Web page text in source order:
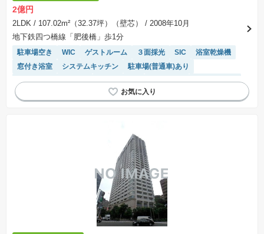
※課税対象物件は消費税込みの総額表示のため、不動産広告の販売価格には本体価格の金額は
表示されておりません。
※取引にかかる費用：物件の契約手続き、決済、引き渡し時にかかる費用を表示しています。
不動産会社によって表記有無が異なるため、ご自身で十分な確認をしていただくようにお願い
いたします。
場合があります。
2億円
2LDK / 107.02m²（32.37坪）（壁芯）
/ 2008年10月
地下鉄四つ橋線「肥後橋」歩1分
駐車場空き WIC ゲストルーム ３面採光 SIC
浴室乾燥機
窓付き浴室
システムキッチン
駐車場(普通車)あり
２４時間ゴミ捨て可能
温水洗浄便座 ペット相談 エレベーター